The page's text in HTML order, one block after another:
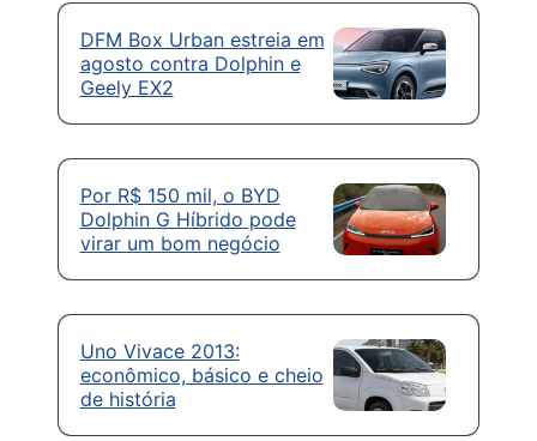
DFM Box Urban estreia em
agosto contra Dolphin e
Geely EX2
Por R$ 150 mil, o BYD
Dolphin G Híbrido pode
virar um bom negócio
Uno Vivace 2013:
econômico, básico e cheio
de história